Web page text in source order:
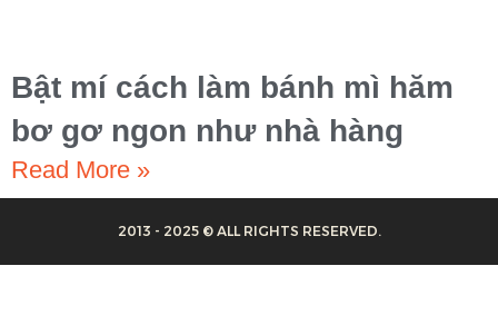
Bật mí cách làm bánh mì hăm
bơ gơ ngon như nhà hàng
Read More »
2013 - 2025 © ALL RIGHTS RESERVED.